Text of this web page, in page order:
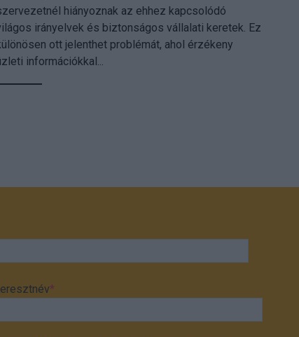
hiányoznak az ehhez kapcsolódó
irányelvek és biztonságos vállalati keretek. Ez
ott jelenthet problémát, ahol érzékeny
információkkal...
*